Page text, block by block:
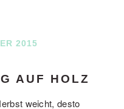
2015
AUF HOLZ
weicht, desto